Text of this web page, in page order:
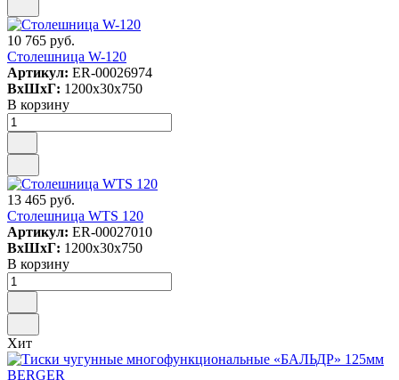
10 765 руб.
Столешница W-120
Артикул: ER-00026974
ВxШxГ: 1200x30x750
В корзину
13 465 руб.
Столешница WTS 120
Артикул: ER-00027010
ВxШxГ: 1200x30x750
В корзину
Хит